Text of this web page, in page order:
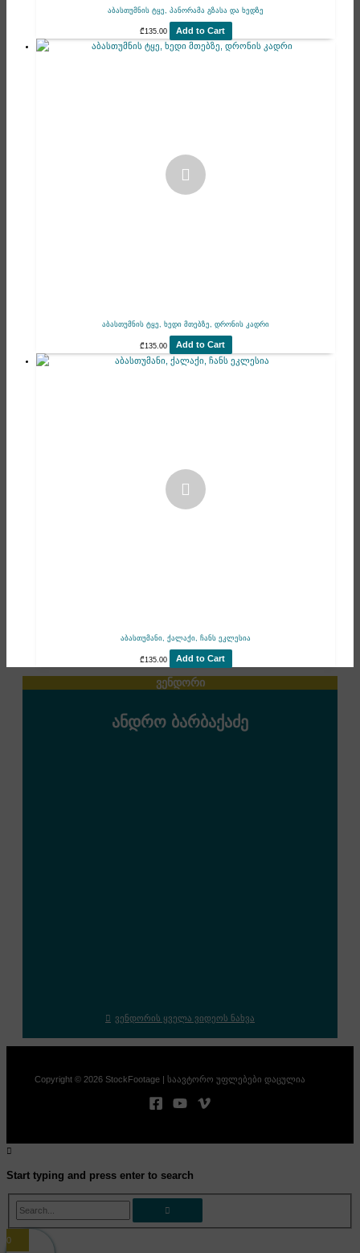
აბასთუმნის ტყე, პანორამა გზასა და ხედზე
₾135.00 Add to Cart
აბასთუმნის ტყე, ხედი მთებზე, დრონის კადრი
₾135.00 Add to Cart
აბასთუმანი, ქალაქი, ჩანს ეკლესია
₾135.00 Add to Cart
ვენდორი
ანდრო ბარბაქაძე
ვენდორის ყველა ვიდეოს ნახვა
Copyright © 2026 StockFootage | საავტორო უფლებები დაცულია
Start typing and press enter to search
Search...
0